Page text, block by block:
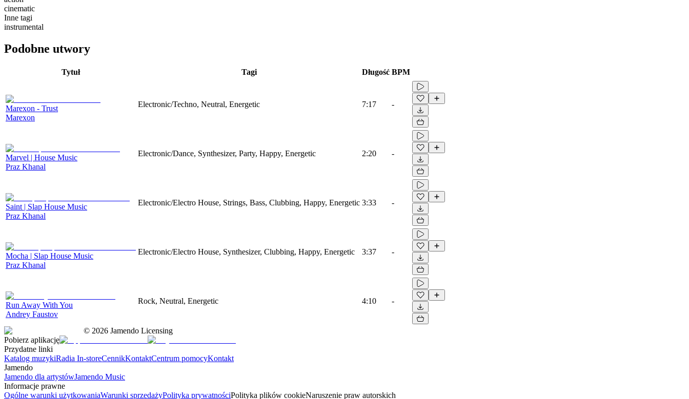
cinematic
Inne tagi
instrumental
Podobne utwory
Tytuł Tagi Długość BPM
Marexon - Trust
Marexon
Electronic/Techno, Neutral, Energetic 7:17 -
Marvel | House Music
Praz Khanal
Electronic/Dance, Synthesizer, Party, Happy, Energetic 2:20 -
Saint | Slap House Music
Praz Khanal
Electronic/Electro House, Strings, Bass, Clubbing, Happy, Energetic 3:33 -
Mocha | Slap House Music
Praz Khanal
Electronic/Electro House, Synthesizer, Clubbing, Happy, Energetic 3:37 -
Run Away With You
Andrey Faustov
Rock, Neutral, Energetic 4:10 -
© 2026 Jamendo Licensing
Pobierz aplikację
Przydatne linki
Katalog muzykiRadia In-storeCennikKontaktCentrum pomocyKontakt
Jamendo
Jamendo dla artystówJamendo Music
Informacje prawne
Ogólne warunki użytkowaniaWarunki sprzedażyPolityka prywatnościPolityka plików cookieNaruszenie praw autorskich